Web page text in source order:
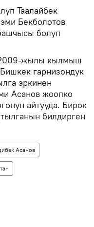
Таалайбек
Бекболотов
болуп
2009-жылы кылмыш
гарнизондук
эркинен
Асанов жоопко
айтууда. Бирок
билдирген
Асанов